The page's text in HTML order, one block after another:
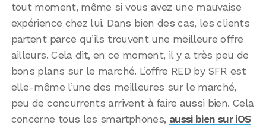
tout moment, même si vous avez une mauvaise
expérience chez lui. Dans bien des cas, les clients
partent parce qu’ils trouvent une meilleure offre
ailleurs. Cela dit, en ce moment, il y a très peu de
bons plans sur le marché. L’offre RED by SFR est
elle-même l’une des meilleures sur le marché,
peu de concurrents arrivent à faire aussi bien. Cela
concerne tous les smartphones, aussi bien sur iOS